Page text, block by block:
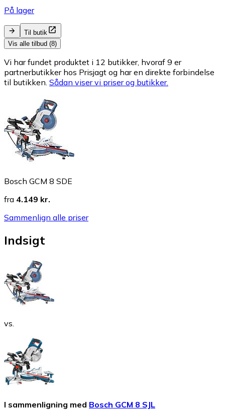
På lager
Til butik
Vis alle tilbud (8)
Vi har fundet produktet i 12 butikker, hvoraf 9 er
partnerbutikker hos Prisjagt og har en direkte forbindelse
til butikken. Sådan viser vi priser og butikker.
Bosch GCM 8 SDE
fra 4.149 kr.
Sammenlign alle priser
Indsigt
vs.
I sammenligning med Bosch GCM 8 SJL